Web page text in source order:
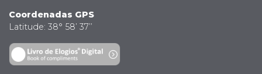
Coordenadas GPS
Latitude: 38° 58’ 37’’